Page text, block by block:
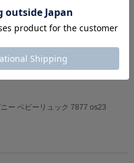
ー ベビーリュック 7876
ー ベビーリュック 7877 os23